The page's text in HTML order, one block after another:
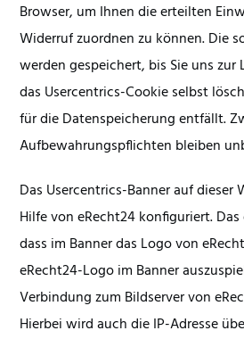
Browser, um Ihnen die erteilten
Widerruf zuordnen zu können. Die
werden gespeichert, bis Sie uns zur
das Usercentrics-Cookie selbst
für die Datenspeicherung entfällt.
Aufbewahrungspflichten bleiben
Das Usercentrics-Banner auf
Hilfe von eRecht24 konfiguriert. Das
dass im Banner das Logo von
eRecht24-Logo im Banner
Verbindung zum Bildserver von
Hierbei wird auch die IP-Adresse